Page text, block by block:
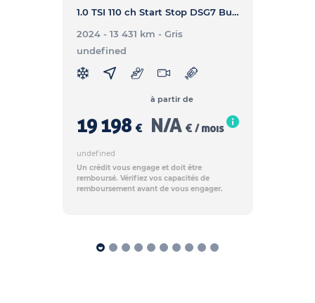
1.0 TSI 110 ch Start Stop DSG7 Business - ARONA 1.0 TSI 110 ch Start Stop DSG7 Business
2024 - 13 431 km - Gris
undefined
19 198 €
à partir de
N/A € / mois
undefined
Un crédit vous engage et doit être
remboursé. Vérifiez vos capacités de
remboursement avant de vous engager.